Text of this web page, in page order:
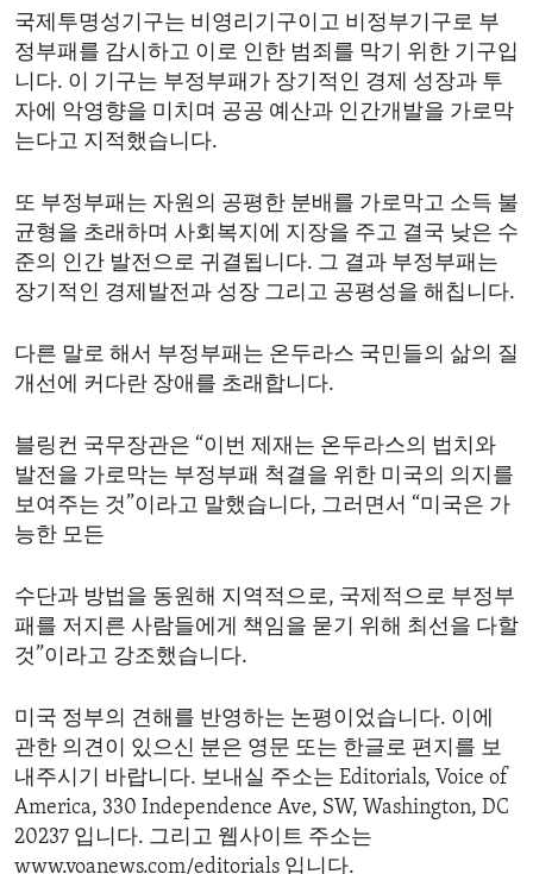
국제투명성기구는 비영리기구이고 비정부기구로 부
정부패를 감시하고 이로 인한 범죄를 막기 위한 기구입
니다. 이 기구는 부정부패가 장기적인 경제 성장과 투
자에 악영향을 미치며 공공 예산과 인간개발을 가로막
는다고 지적했습니다.
또 부정부패는 자원의 공평한 분배를 가로막고 소득 불
균형을 초래하며 사회복지에 지장을 주고 결국 낮은 수
준의 인간 발전으로 귀결됩니다. 그 결과 부정부패는
장기적인 경제발전과 성장 그리고 공평성을 해칩니다.
다른 말로 해서 부정부패는 온두라스 국민들의 삶의 질
개선에 커다란 장애를 초래합니다.
블링컨 국무장관은 “이번 제재는 온두라스의 법치와
발전을 가로막는 부정부패 척결을 위한 미국의 의지를
보여주는 것”이라고 말했습니다, 그러면서 “미국은 가
능한 모든
수단과 방법을 동원해 지역적으로, 국제적으로 부정부
패를 저지른 사람들에게 책임을 묻기 위해 최선을 다할
것”이라고 강조했습니다.
미국 정부의 견해를 반영하는 논평이었습니다. 이에
관한 의견이 있으신 분은 영문 또는 한글로 편지를 보
내주시기 바랍니다. 보내실 주소는 Editorials, Voice of
America, 330 Independence Ave, SW, Washington, DC
20237 입니다. 그리고 웹사이트 주소는
www.voanews.com/editorials 입니다.